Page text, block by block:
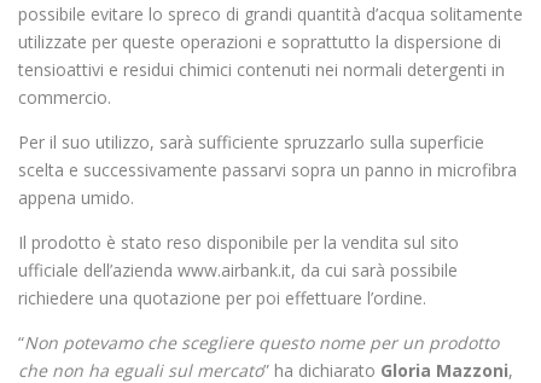
possibile evitare lo spreco di grandi quantità d’acqua solitamente
utilizzate per queste operazioni e soprattutto la dispersione di
tensioattivi e residui chimici contenuti nei normali detergenti in
commercio.
Per il suo utilizzo, sarà sufficiente spruzzarlo sulla superficie
scelta e successivamente passarvi sopra un panno in microfibra
appena umido.
Il prodotto è stato reso disponibile per la vendita sul sito
ufficiale dell’azienda www.airbank.it, da cui sarà possibile
richiedere una quotazione per poi effettuare l’ordine.
“Non potevamo che scegliere questo nome per un prodotto
che non ha eguali sul mercato” ha dichiarato Gloria Mazzoni,